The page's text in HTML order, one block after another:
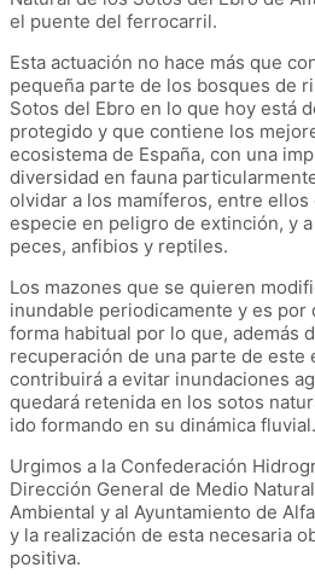
el puente del ferrocarril.
Esta actuación no hace más que
pequeña parte de los bosques de
Sotos del Ebro en lo que hoy está
protegido y que contiene los
ecosistema de España, con una
diversidad en fauna
olvidar a los mamíferos, entre
especie en peligro de extinción, y
peces, anfibios y reptiles.
Los mazones que se quieren
inundable periodicamente y es por
forma habitual por lo que, además
recuperación de una parte de este
contribuirá a evitar inundaciones
quedará retenida en los sotos
ido formando en su dinámica fluvial.
Urgimos a la Confederación
Dirección General de Medio
Ambiental y al Ayuntamiento de
y la realización de esta necesaria
positiva.